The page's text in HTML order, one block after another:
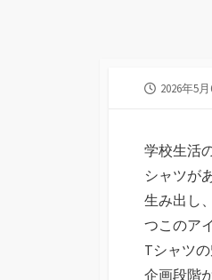
公
2026年5月
学校生活
シャツが
生み出し
つこのア
Tシャツ
企画段階